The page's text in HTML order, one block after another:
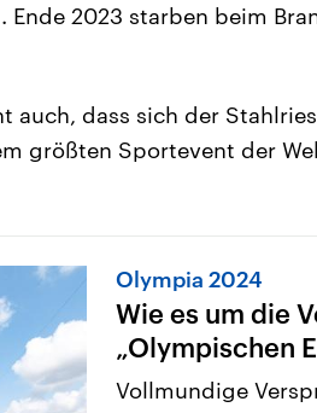
2023 starben beim
auch, dass sich der
größten Sportevent der
Olympia 2024
Wie es um die
„Olympischen
Vollmundige